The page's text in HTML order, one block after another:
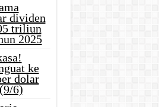
dividen
triliun
2025
ke
dolar
6)